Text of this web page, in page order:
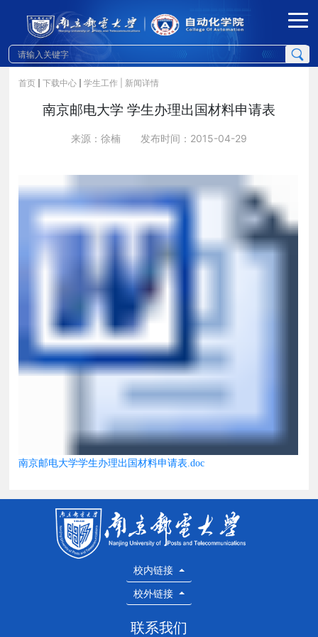
首页 下载中心 学生工作 | 新闻详情
南京邮电大学 学生办理出国材料申请表
来源：徐楠 发布时间：2015-04-29
南京邮电大学学生办理出国材料申请表.doc
校内链接
校外链接
联系我们